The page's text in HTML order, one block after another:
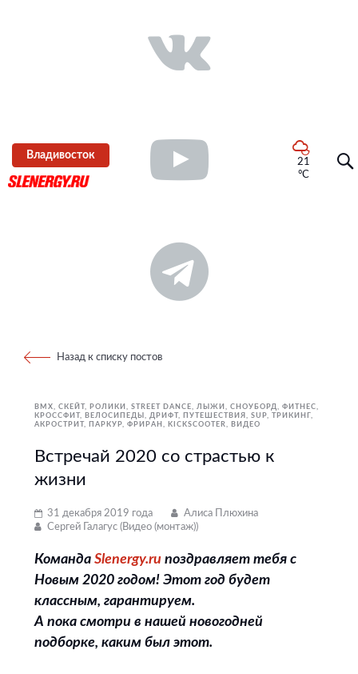
Владивосток
21
°C
Назад к списку постов
BMX, СКЕЙТ, РОЛИКИ STREET DANCE ЛЫЖИ, СНОУБОРД
ФИТНЕС,
КРОССФИТ
ВЕЛОСИПЕДЫ ДРИФТ ПУТЕШЕСТВИЯ SUP
ТРИКИНГ,
АКРОСТРИТ, ПАРКУР, ФРИРАН
KICKSCOOTER ВИДЕО
Встречай 2020 со страстью к
жизни
31 декабря 2019 года
Алиса Плюхина
Сергей Галагус (Видео (монтаж))
Команда Slenergy.ru поздравляет тебя с
Новым 2020 годом! Этот год будет
классным, гарантируем.
А пока смотри в нашей новогодней
подборке, каким был этот.